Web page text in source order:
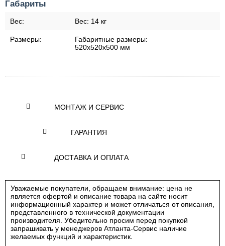
Габариты
Вес: Вес: 14 кг
Размеры:
Габаритные размеры:
520x520x500 мм
МОНТАЖ И СЕРВИС
ГАРАНТИЯ
ДОСТАВКА И ОПЛАТА
Уважаемые покупатели, обращаем внимание: цена не
является офертой и описание товара на сайте носит
информационный характер и может отличаться от описания,
представленного в технической документации
производителя. Убедительно просим перед покупкой
запрашивать у менеджеров Атланта-Сервис наличие
желаемых функций и характеристик.